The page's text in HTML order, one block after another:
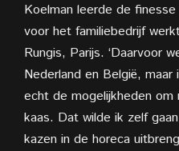
Koelman leerde de
voor het familiebedrijf
Rungis, Parijs. ‘Daarvoor
Nederland en België,
echt de mogelijkheden
kaas. Dat wilde ik zelf
kazen in de horeca